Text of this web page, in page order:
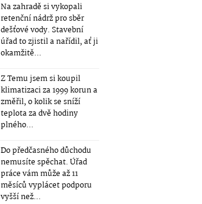
Na zahradě si vykopali
retenční nádrž pro sběr
dešťové vody. Stavební
úřad to zjistil a nařídil, ať ji
okamžitě...
Z Temu jsem si koupil
klimatizaci za 1999 korun a
změřil, o kolik se sníží
teplota za dvě hodiny
plného...
Do předčasného důchodu
nemusíte spěchat. Úřad
práce vám může až 11
měsíců vyplácet podporu
vyšší než...